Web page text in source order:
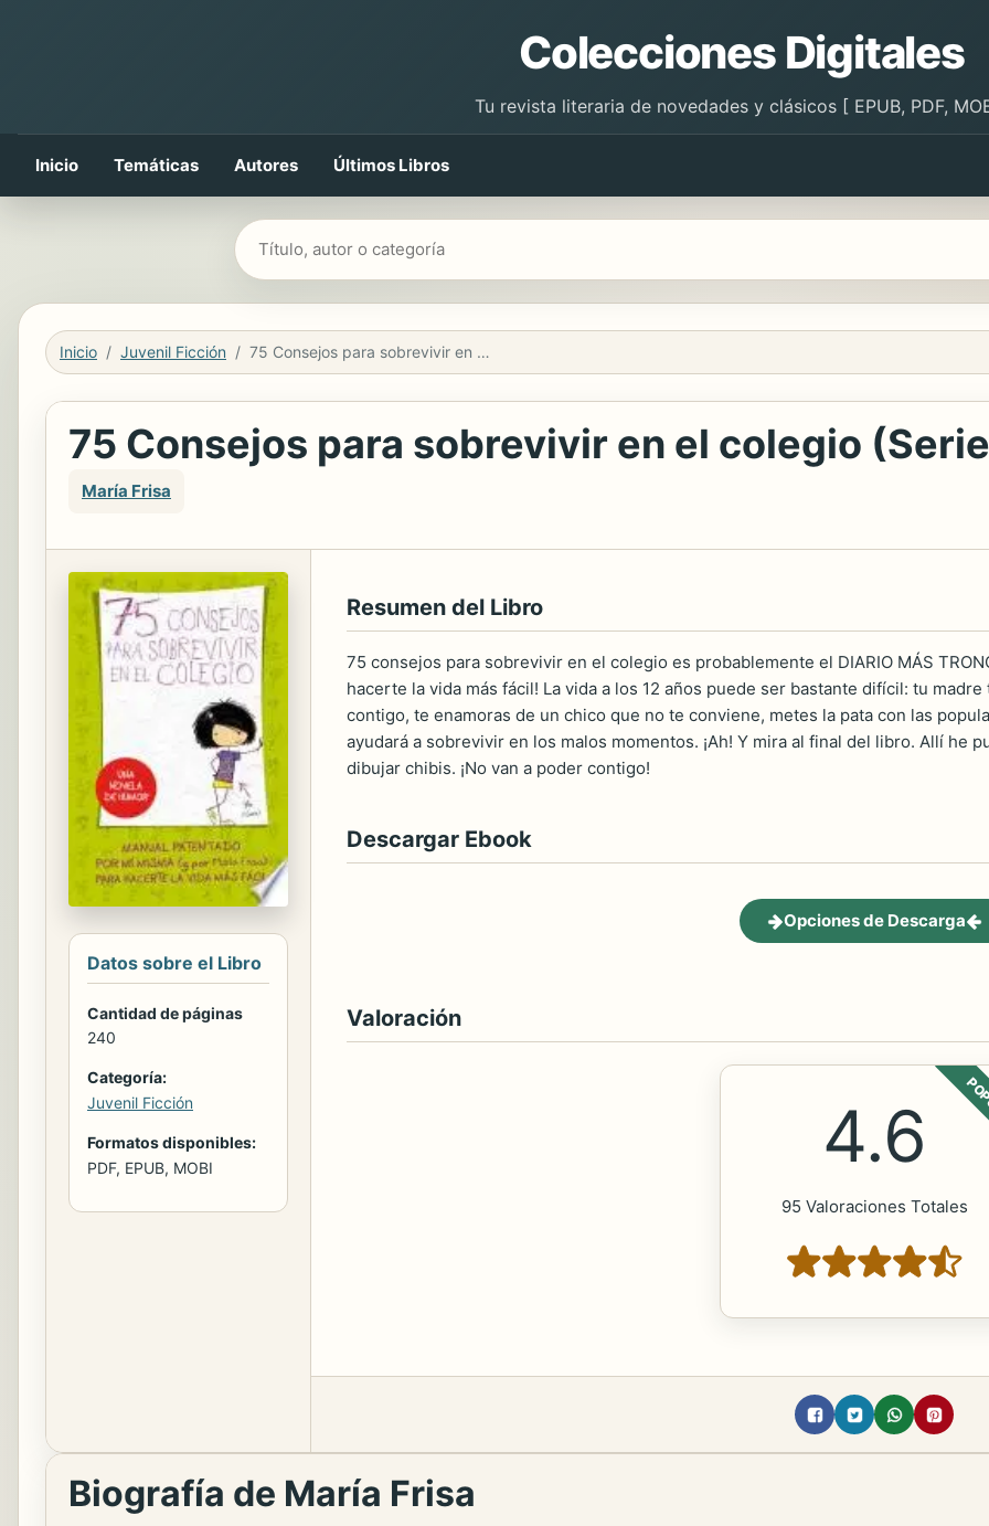
Colecciones Digitales
Tu revista literaria de novedades y clásicos [ EPUB, PDF,
Inicio Temáticas Autores Últimos Libros
Buscar libros
Inicio Juvenil Ficción 75 Consejos para sobrevivir en el colegio (Serie 75 Consejos 1)
75 Consejos para sobrevivir en el colegio
María Frisa
Datos sobre el Libro
Cantidad de páginas
240
Categoría:
Juvenil Ficción
Formatos disponibles:
PDF, EPUB, MOBI
Resumen del Libro
75 consejos para sobrevivir en el colegio es probablemente el DIARIO MÁS
hacerte la vida más fácil! La vida a los 12 años puede ser bastante difícil: tu
contigo, te enamoras de un chico que no te conviene, metes la pata con las
ayudará a sobrevivir en los malos momentos. ¡Ah! Y mira al final del libro. Allí he
dibujar chibis. ¡No van a poder contigo!
Descargar Ebook
Opciones de Descarga
Valoración
4.6
95 Valoraciones Totales
Biografía de María Frisa